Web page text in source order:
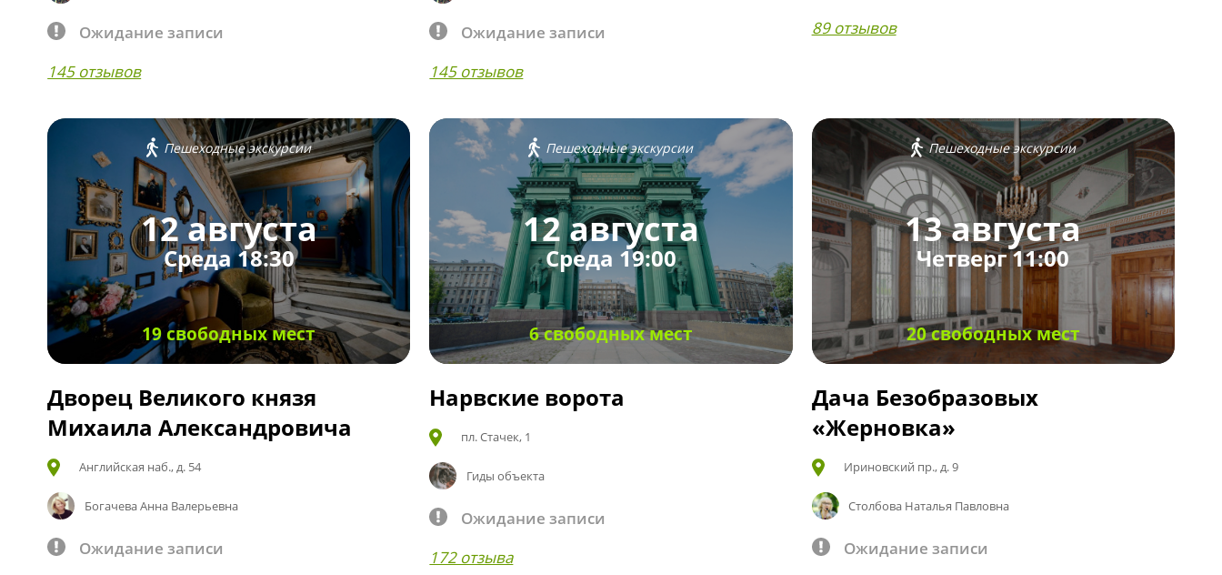
Ожидание записи
145 отзывов
Ожидание записи
145 отзывов
89 отзывов
Пешеходные экскурсии
12 августа
Среда 18:30
19 свободных мест
Дворец Великого князя
Михаила Александровича
Английская наб., д. 54
Богачева Анна Валерьевна
Ожидание записи
Пешеходные экскурсии
12 августа
Среда 19:00
6 свободных мест
Нарвские ворота
пл. Стачек, 1
Гиды объекта
Ожидание записи
172 отзыва
Пешеходные экскурсии
13 августа
Четверг 11:00
20 свободных мест
Дача Безобразовых
«Жерновка»
Ириновский пр., д. 9
Столбова Наталья Павловна
Ожидание записи